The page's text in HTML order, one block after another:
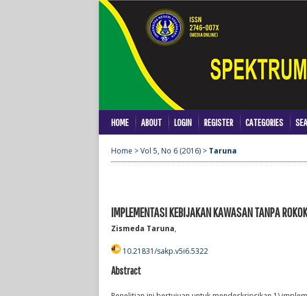
HOME ABOUT LOGIN REGISTER CATEGORIES
Home >Vol 5, No 6 (2016) > Taruna
IMPLEMENTASI KEBIJAKAN KAWASAN TANPA
Zismeda Taruna,
10.21831/sakp.v5i6.5322
Abstract